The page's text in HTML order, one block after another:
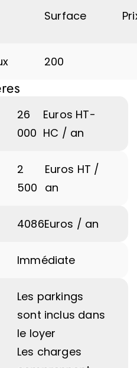
Surface
200
26
000
Euros HT-
HC / an
2
500
Euros HT /
an
4086Euros / an
Immédiate
Les parkings
sont inclus dans
le loyer
Les charges